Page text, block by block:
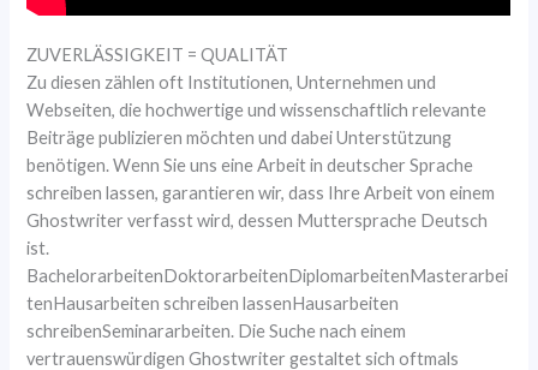
ZUVERLÄSSIGKEIT = QUALITÄT
Zu diesen zählen oft Institutionen, Unternehmen und
Webseiten, die hochwertige und wissenschaftlich relevante
Beiträge publizieren möchten und dabei Unterstützung
benötigen. Wenn Sie uns eine Arbeit in deutscher Sprache
schreiben lassen, garantieren wir, dass Ihre Arbeit von einem
Ghostwriter verfasst wird, dessen Muttersprache Deutsch
ist.
BachelorarbeitenDoktorarbeitenDiplomarbeitenMasterarbei
tenHausarbeiten schreiben lassenHausarbeiten
schreibenSeminararbeiten. Die Suche nach einem
vertrauenswürdigen Ghostwriter gestaltet sich oftmals